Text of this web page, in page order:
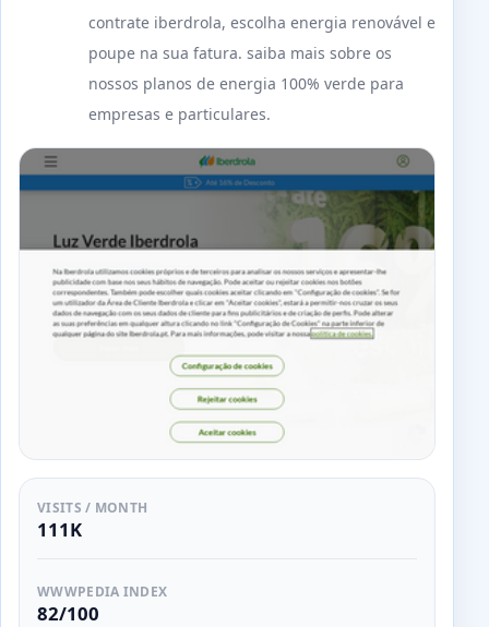
contrate iberdrola, escolha energia renovável e
poupe na sua fatura. saiba mais sobre os
nossos planos de energia 100% verde para
empresas e particulares.
VISITS / MONTH
111K
WWWPEDIA INDEX
82/100